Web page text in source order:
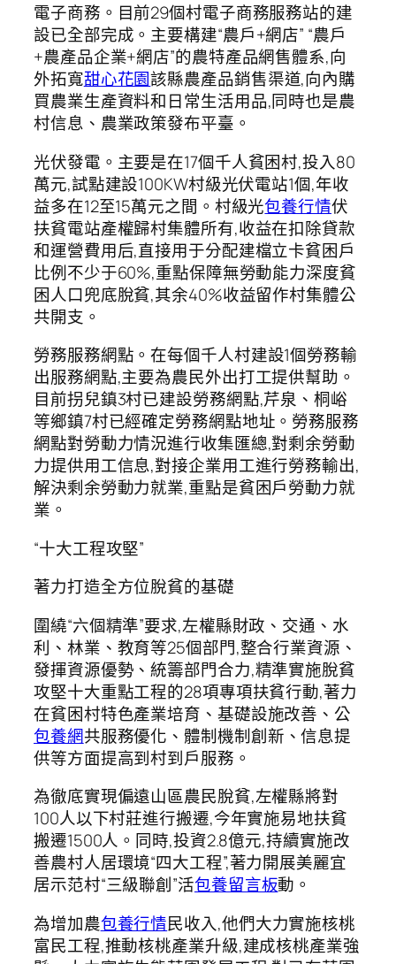
電子商務。目前29個村電子商務服務站的建
設已全部完成。主要構建“農戶+網店” “農戶
+農產品企業+網店”的農特產品網售體系,向
外拓寬甜心花園該縣農產品銷售渠道,向內購
買農業生產資料和日常生活用品,同時也是農
村信息、農業政策發布平臺。
光伏發電。主要是在17個千人貧困村,投入80
萬元,試點建設100KW村級光伏電站1個,年收
益多在12至15萬元之間。村級光包養行情伏
扶貧電站產權歸村集體所有,收益在扣除貸款
和運營費用后,直接用于分配建檔立卡貧困戶
比例不少于60%,重點保障無勞動能力深度貧
困人口兜底脫貧,其余40%收益留作村集體公
共開支。
勞務服務網點。在每個千人村建設1個勞務輸
出服務網點,主要為農民外出打工提供幫助。
目前拐兒鎮3村已建設勞務網點,芹泉、桐峪
等鄉鎮7村已經確定勞務網點地址。勞務服務
網點對勞動力情況進行收集匯總,對剩余勞動
力提供用工信息,對接企業用工進行勞務輸出,
解決剩余勞動力就業,重點是貧困戶勞動力就
業。
“十大工程攻堅”
著力打造全方位脫貧的基礎
圍繞“六個精準”要求,左權縣財政、交通、水
利、林業、教育等25個部門,整合行業資源、
發揮資源優勢、統籌部門合力,精準實施脫貧
攻堅十大重點工程的28項專項扶貧行動,著力
在貧困村特色產業培育、基礎設施改善、公
包養網共服務優化、體制機制創新、信息提
供等方面提高到村到戶服務。
為徹底實現偏遠山區農民脫貧,左權縣將對
100人以下村莊進行搬遷,今年實施易地扶貧
搬遷1500人。同時,投資2.8億元,持續實施改
善農村人居環境“四大工程”,著力開展美麗宜
居示范村“三級聯創”活包養留言板動。
為增加農包養行情民收入,他們大力實施核桃
富民工程,推動核桃產業升級,建成核桃產業強